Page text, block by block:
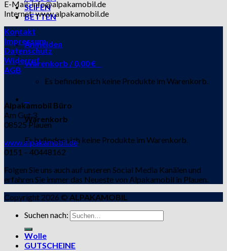
SEIFEN
BETTEN
Anmelden
Warenkorb /0,00€
Es befinden sich keine Produkte im Warenkorb.
Warenkorb
Es befinden sich keine Produkte im Warenkorb.
E-Mail: info@alpakamobil.de
Internet: www.alpakamobil.de
Kontakt
Impressum
Datenschutz
Widerruf
AGB
Alpakamobil Büro
Am Gut 3
08525 Plauen
www.alpakamobil.de
0151 – 40448162
Folgen Sie uns auch auf unseren Social Media Kanälen und
erfahren Sie immer das Neueste von Alpakamobil in Plauen.
Copyright 2026 © ALPAKAMOBIL
Suchen nach:
Wolle
GUTSCHEINE